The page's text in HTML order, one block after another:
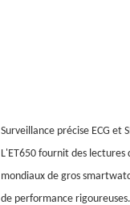
Surveillance précise ECG et
L'ET650 fournit des lectures
mondiaux de gros
de performance